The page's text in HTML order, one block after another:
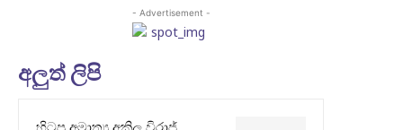
- Advertisement -
අලුත් ලිපි
හිටපු අමාත්‍ය අකිල විරාජ්